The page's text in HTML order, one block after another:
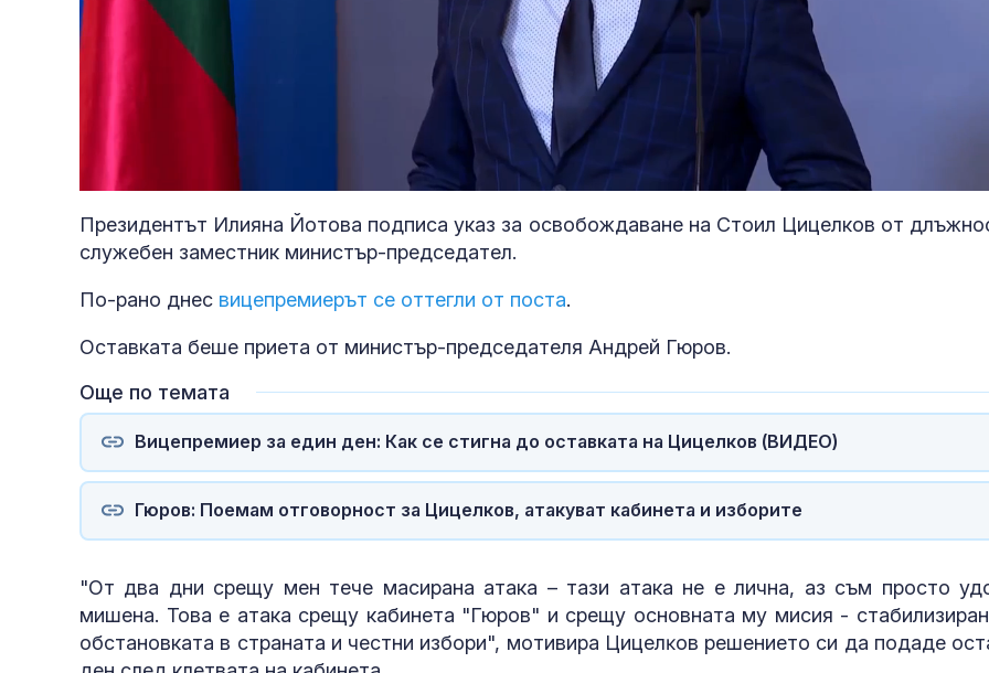
Президентът Илияна Йотова подписа указ за освобождаване на Стоил Цицелков от
служебен заместник министър-председател.
По-рано днес вицепремиерът се оттегли от поста.
Оставката беше приета от министър-председателя Андрей Гюров.
Още по темата
Вицепремиер за един ден: Как се стигна до оставката на Цицелков (ВИДЕО)
Гюров: Поемам отговорност за Цицелков, атакуват кабинета и изборите
"От два дни срещу мен тече масирана атака – тази атака не е лична, аз съм просто
мишена. Това е атака срещу кабинета "Гюров" и срещу основната му мисия -
обстановката в страната и честни избори", мотивира Цицелĸов решението си да подаде
етикетите само в евро
матката
ембриона?